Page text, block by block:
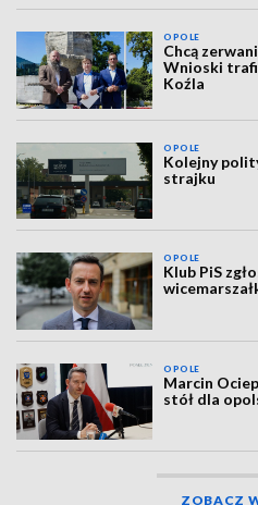
OPOLE
Chcą
Wnioski
Koźla
OPOLE
Kolejny
strajku
OPOLE
Klub PiS
OPOLE
Marcin
stół dla
ZOBACZ